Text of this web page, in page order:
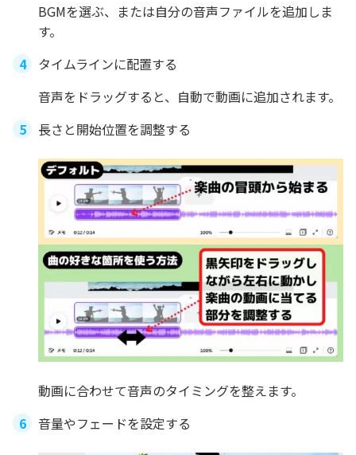
BGMを選ぶ、または自分の音声ファイルを追加しま
す。
タイムラインに配置する
音声をドラッグすると、自動で動画に追加されます。
長さと開始位置を調整する
動画に合わせて音声のタイミングを整えます。
音量やフェードを設定する